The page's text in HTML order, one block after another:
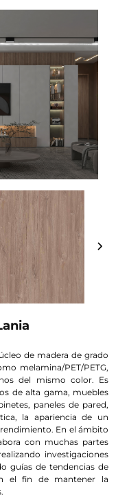
de madera de grado
melamina/PET/PETG,
del mismo color. Es
de alta gama, muebles
paneles de pared,
la apariencia de un
En el ámbito
con muchas partes
investigaciones
guías de tendencias de
el fin de mantener la